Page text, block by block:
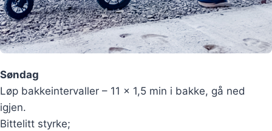
Søndag
Løp bakkeintervaller – 11 x 1,5 min i bakke, gå ned
igjen.
Bittelitt styrke;